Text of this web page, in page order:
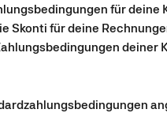
für
Skonti für deine
deiner